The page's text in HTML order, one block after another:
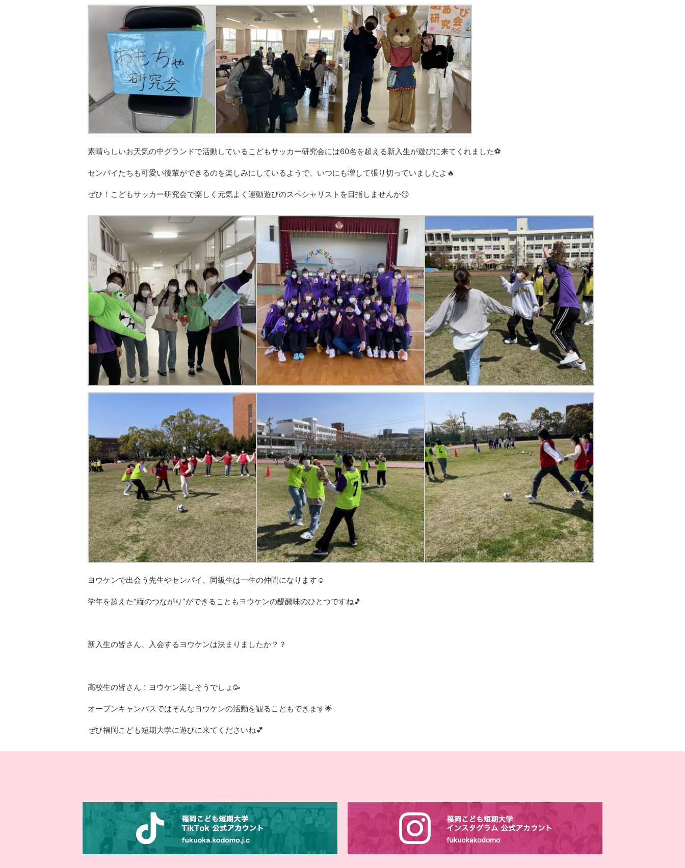
素晴らしいお天気の中グランドで活動しているこどもサッカー研究会には60名を超える新入生が遊びに来てくれました⚽
センパイたちも可愛い後輩ができるのを楽しみにしているようで、いつにも増して張り切っていましたよ 🔥
ぜひ！こどもサッカー研究会で楽しく元気よく運動遊びのスペシャリストを目指しませんか😏
ヨウケンで出会う先生やセンパイ、同級生は一生の仲間になります ☺
学年を超えた“縦のつながり”ができることもヨウケンの醍醐味のひとつですね🎵
新入生の皆さん、入会するヨウケンは決まりましたか？？
高校生の皆さん！ヨウケン楽しそうでしょ🥳
オープンキャンパスではそんなヨウケンの活動を観ることもできます🌟
ぜひ福岡こども短期大学に遊びに来てくださいね💕